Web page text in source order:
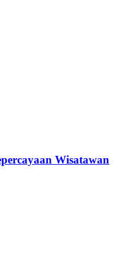
Wisatawan